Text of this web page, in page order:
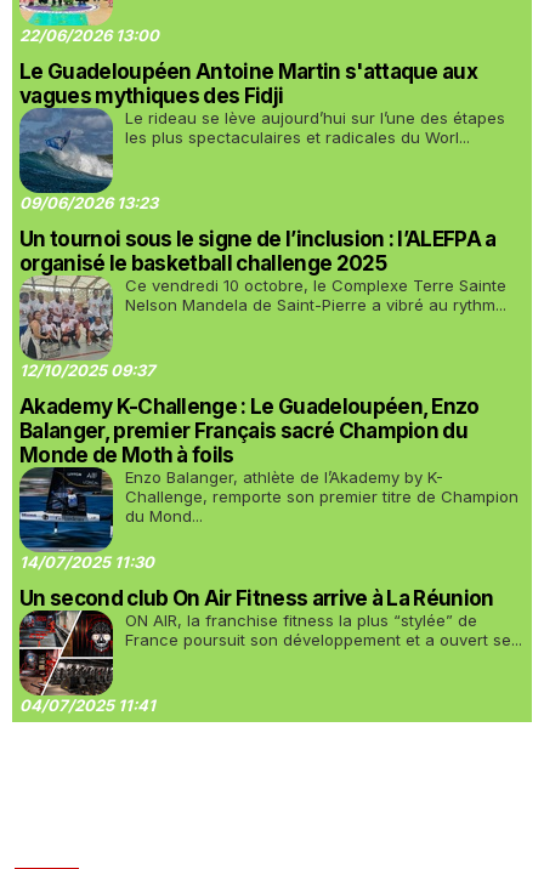
22/06/2026 13:00
Le Guadeloupéen Antoine Martin s'attaque aux
vagues mythiques des Fidji
Le rideau se lève aujourd’hui sur l’une des étapes
les plus spectaculaires et radicales du Worl...
09/06/2026 13:23
Un tournoi sous le signe de l’inclusion : l’ALEFPA a
organisé le basketball challenge 2025
Ce vendredi 10 octobre, le Complexe Terre Sainte
Nelson Mandela de Saint-Pierre a vibré au rythm...
12/10/2025 09:37
Akademy K-Challenge : Le Guadeloupéen, Enzo
Balanger, premier Français sacré Champion du
Monde de Moth à foils
Enzo Balanger, athlète de l’Akademy by K-
Challenge, remporte son premier titre de Champion
du Mond...
14/07/2025 11:30
Un second club On Air Fitness arrive à La Réunion
ON AIR, la franchise fitness la plus “stylée” de
France poursuit son développement et a ouvert se...
04/07/2025 11:41